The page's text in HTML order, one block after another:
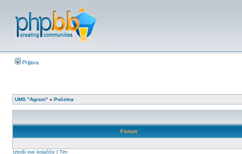
Prijava
UMS "Agram" » Početna
Forum
Izbriši sve kolačiće | Tim